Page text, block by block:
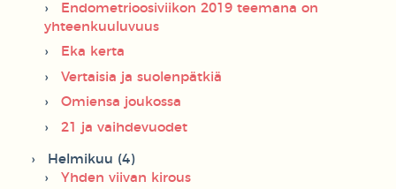
Endometrioosiviikon 2019 teemana on
yhteenkuuluvuus
Eka kerta
Vertaisia ja suolenpätkiä
Omiensa joukossa
21 ja vaihdevuodet
Helmikuu (4)
Yhden viivan kirous